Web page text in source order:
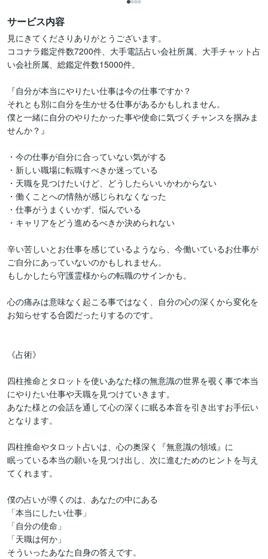
サービス内容
見にきてくださりありがとうございます。
ココナラ鑑定件数7200件、大手電話占い会社所属、大手チャット占
い会社所属、総鑑定件数15000件。
『自分が本当にやりたい仕事は今の仕事ですか？
それとも別に自分を生かせる仕事があるかもしれません。
僕と一緒に自分のやりたかった事や使命に気づくチャンスを掴みま
せんか？』
・今の仕事が自分に合っていない気がする
・新しい職場に転職すべきか迷っている
・天職を見つけたいけど、どうしたらいいかわからない
・働くことへの情熱が感じられなくなった
・仕事がうまくいかず、悩んでいる
・キャリアをどう進めるべきか決められない
辛い苦しいとお仕事を感じているようなら、今働いているお仕事が
ご自分にあっていないのかもしれません。
もしかしたら守護霊様からの転職のサインかも。
心の痛みは意味なく起こる事ではなく、自分の心の深くから変化を
お知らせする合図だったりするのです。
《占術》
四柱推命とタロットを使いあなた様の無意識の世界を覗く事で本当
にやりたい仕事や天職を見つけていきます。
あなた様との会話を通して心の深くに眠る本音を引き出すお手伝い
となります。
四柱推命やタロット占いは、心の奥深く『無意識の領域』に
眠っている本当の願いを見つけ出し、次に進むためのヒントを与え
てくれます。
僕の占いが導くのは、あなたの中にある
「本当にしたい仕事」
「自分の使命」
「天職は何か」
そういったあなた自身の答えです。